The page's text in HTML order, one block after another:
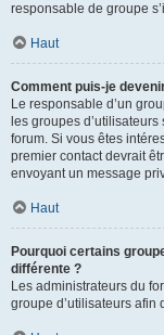
responsable de groupe
Haut
Comment puis-je
Le responsable d’un
les groupes
forum. Si vous êtes
premier contact devrait
envoyant un message
Haut
Pourquoi certains
différente ?
Les administrateurs du
groupe d’utilisateurs afin